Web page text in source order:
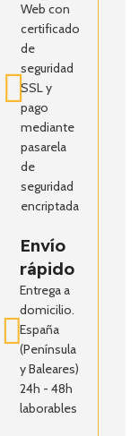
Web con
certificado
de
seguridad
SSL y
pago
mediante
pasarela
de
seguridad
encriptada
Envío
rápido
Entrega a
domicilio.
España
(Península
y Baleares)
24h - 48h
laborables